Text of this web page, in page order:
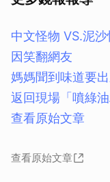
中文怪物 VS.泥
因笑翻網友
媽媽聞到味道要
返回現場「噴綠
查看原始文章
查看原始文章